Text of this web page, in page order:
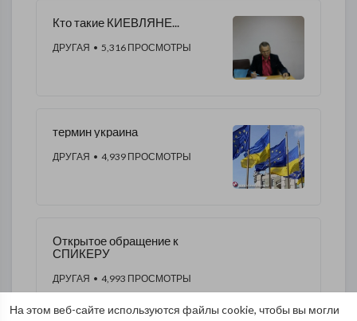
На этом веб-сайте используются файлы cookie, чтобы вы могли
Кто такие КИЕВЛЯНЕ...
ДРУГАЯ • 5,316 ПРОСМОТРЫ
термин украина
ДРУГАЯ • 4,939 ПРОСМОТРЫ
Открытое обращение к
СПИКЕРУ
ДРУГАЯ • 4,993 ПРОСМОТРЫ